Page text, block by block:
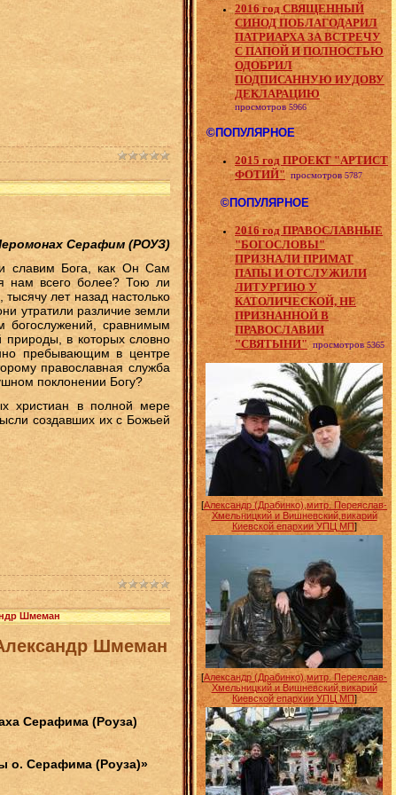
Серафим (РОУЗ)
славим Бога, как Он Сам
нам всего более? Тою ли
лет назад настолько
утратили различие земли
богослужений, сравнимым
в которых словно
пребывающим в центре
православная служба
поклонении Богу?
христиан в полной мере
создавших их с Божьей
Шмеман
Шмеман
Серафима (Роуза)
о. Серафима (Роуза)»
2016 год СВЯЩЕННЫЙ
СИНОД ПОБЛАГОДАРИЛ
ПАТРИАРХА ЗА ВСТРЕЧУ
С ПАПОЙ И ПОЛНОСТЬЮ
ОДОБРИЛ
ПОДПИСАННУЮ ИУДОВУ
ДЕКЛАРАЦИЮ
просмотров 5966
©ПОПУЛЯРНОЕ
2015 год ПРОЕКТ "АРТИСТ
ФОТИЙ" просмотров5787
©ПОПУЛЯРНОЕ
2016 год ПРАВОСЛАВНЫЕ
"БОГОСЛОВЫ"
ПРИЗНАЛИ ПРИМАТ
ПАПЫ И ОТСЛУЖИЛИ
ЛИТУРГИЮ У
КАТОЛИЧЕСКОЙ, НЕ
ПРИЗНАННОЙ В
ПРАВОСЛАВИИ
"СВЯТЫНИ"
просмотров5365
[Александр (Драбинко),митр. Переяслав-
Хмельницкий и Вишневский,викарий
Киевской епархии УПЦ МП]
[Александр (Драбинко),митр. Переяслав-
Хмельницкий и Вишневский,викарий
Киевской епархии УПЦ МП]